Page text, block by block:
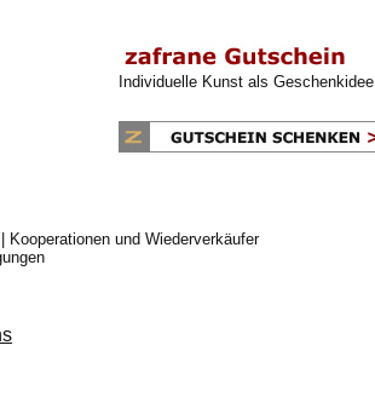
Individuelle Kunst als Geschenkidee
Kooperationen und Wiederverkäufer